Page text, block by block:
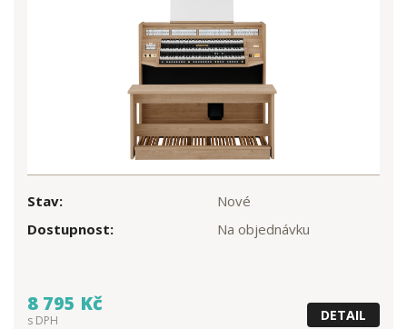
Stav:
Nové
Dostupnost:
Na objednávku
8 795 Kč
s DPH DETAIL